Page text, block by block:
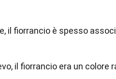
il fiorrancio è spesso
il fiorrancio era un colore